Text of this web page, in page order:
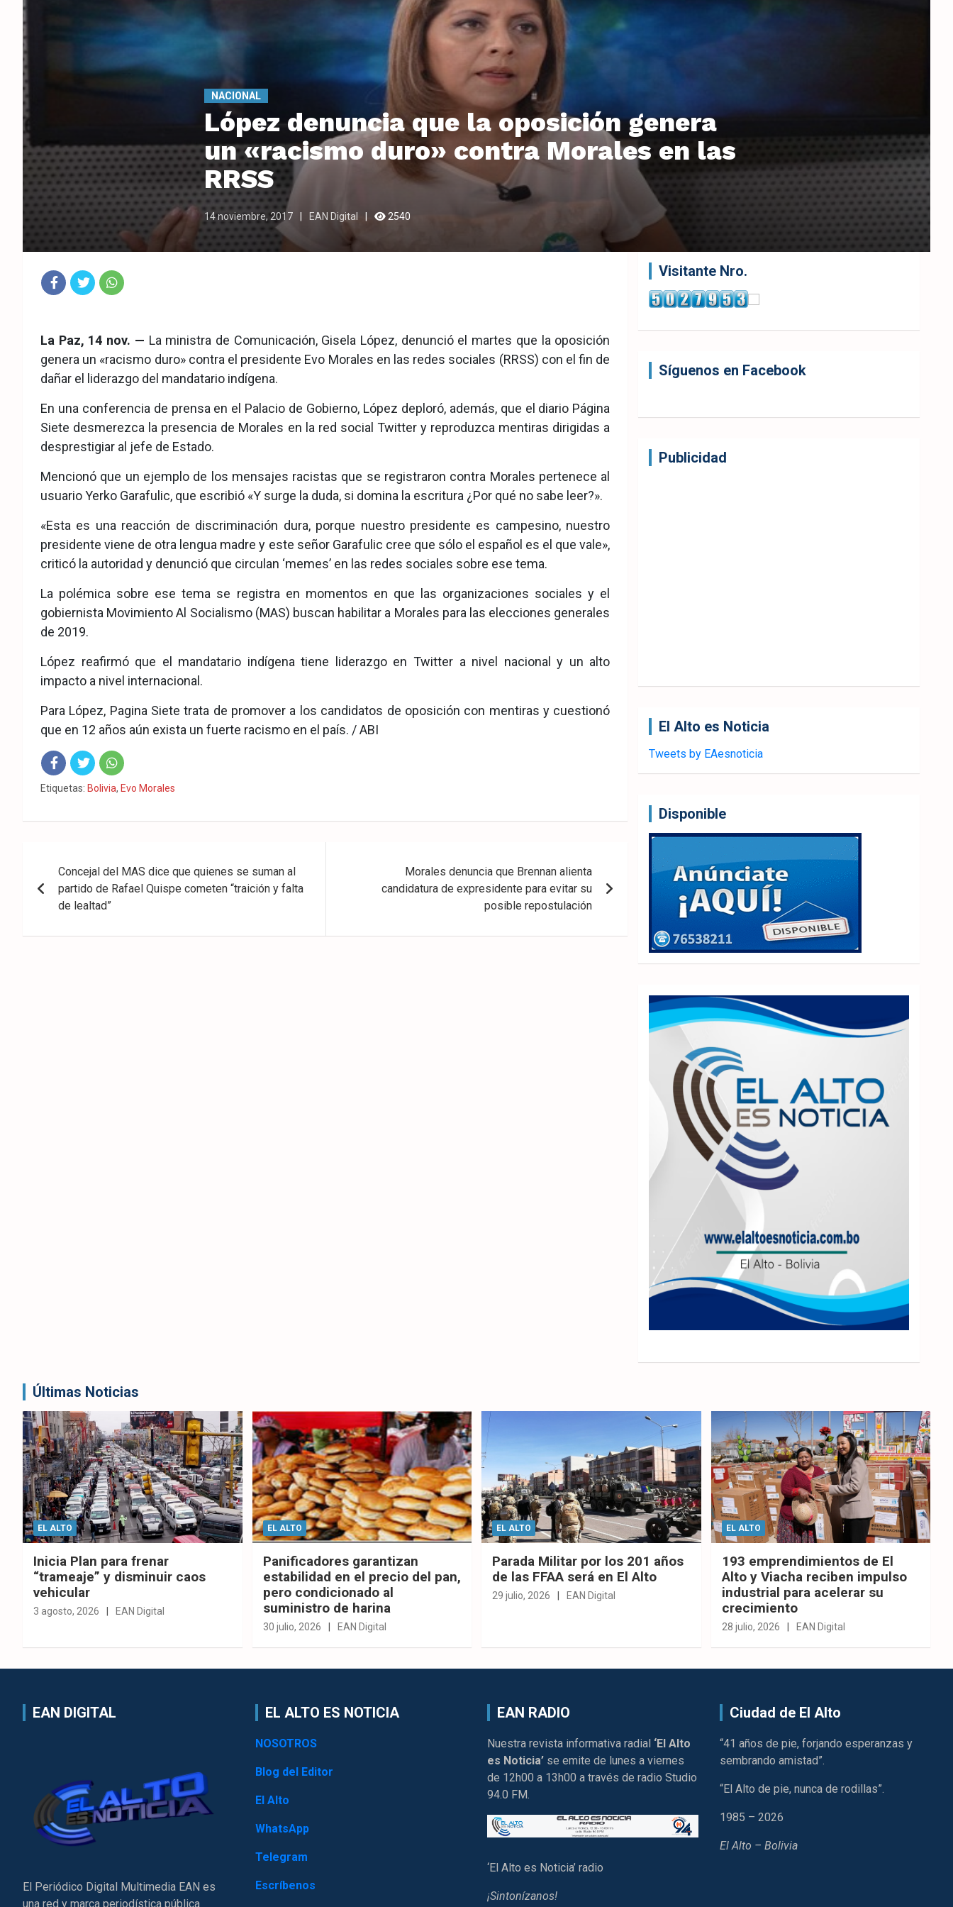
NACIONAL
López denuncia que la oposición genera
un «racismo duro» contra Morales en las
RRSS
14 noviembre, 2017 EAN Digital 2540
ook
tsA
pp
La Paz, 14 nov. — La ministra de Comunicación, Gisela López, denunció el martes que la oposición
genera un «racismo duro» contra el presidente Evo Morales en las redes sociales (RRSS) con el fin de
dañar el liderazgo del mandatario indígena.
En una conferencia de prensa en el Palacio de Gobierno, López deploró, además, que el diario Página
Siete desmerezca la presencia de Morales en la red social Twitter y reproduzca mentiras dirigidas a
desprestigiar al jefe de Estado.
Mencionó que un ejemplo de los mensajes racistas que se registraron contra Morales pertenece al
usuario Yerko Garafulic, que escribió «Y surge la duda, si domina la escritura ¿Por qué no sabe leer?».
«Esta es una reacción de discriminación dura, porque nuestro presidente es campesino, nuestro
presidente viene de otra lengua madre y este señor Garafulic cree que sólo el español es el que vale»,
criticó la autoridad y denunció que circulan ‘memes’ en las redes sociales sobre ese tema.
La polémica sobre ese tema se registra en momentos en que las organizaciones sociales y el
gobiernista Movimiento Al Socialismo (MAS) buscan habilitar a Morales para las elecciones generales
de 2019.
López reafirmó que el mandatario indígena tiene liderazgo en Twitter a nivel nacional y un alto
impacto a nivel internacional.
Para López, Pagina Siete trata de promover a los candidatos de oposición con mentiras y cuestionó
que en 12 años aún exista un fuerte racismo en el país. / ABI
Fac Twit Wha
Etiquetas: Bolivia, Evo Morales
de
entradas
Concejal del MAS dice que quienes se suman al
partido de Rafael Quispe cometen “traición y falta
de lealtad”
Morales denuncia que Brennan alienta
candidatura de expresidente para evitar su
posible repostulación
Visitante Nro.
Síguenos en Facebook
Publicidad
El Alto es Noticia
Tweets by EAesnoticia
Disponible
Últimas Noticias
EL ALTO
Inicia Plan para frenar
“trameaje” y disminuir caos
vehicular
3 agosto, 2026 EAN Digital
EL ALTO
Panificadores garantizan
estabilidad en el precio del pan,
pero condicionado al
suministro de harina
30 julio, 2026 EAN Digital
EL ALTO
Parada Militar por los 201 años
de las FFAA será en El Alto
29 julio, 2026 EAN Digital
EL ALTO
193 emprendimientos de El
Alto y Viacha reciben impulso
industrial para acelerar su
crecimiento
28 julio, 2026 EAN Digital
EAN DIGITAL
El Periódico Digital Multimedia EAN es
una red y marca periodística pública
EL ALTO ES NOTICIA
NOSOTROS
Blog del Editor
El Alto
WhatsApp
Telegram
Escríbenos
EAN RADIO
Nuestra revista informativa radial ‘El Alto
es Noticia’ se emite de lunes a viernes
de 12h00 a 13h00 a través de radio Studio
94.0 FM.
‘El Alto es Noticia’ radio
¡Sintonízanos!
Ciudad de El Alto
“41 años de pie, forjando esperanzas y
sembrando amistad”.
“El Alto de pie, nunca de rodillas”.
1985 – 2026
El Alto – Bolivia